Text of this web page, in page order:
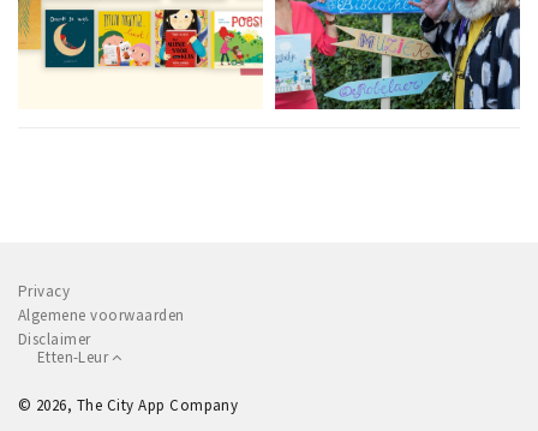
Privacy
Algemene voorwaarden
Disclaimer
Etten-Leur
© 2026, The City App Company